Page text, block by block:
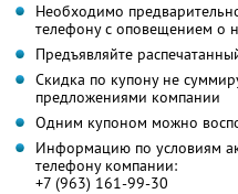
Необходимо
телефону с оповещением о
Предъявляйте
Скидка по купону не
предложениями компании
Одним купоном можно
Информацию по условиям
телефону компании:
+7 (963) 161-99-30